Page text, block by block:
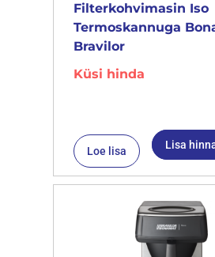
Filterkohvimasin Iso
Termoskannuga
Bravilor
Küsi hinda
Loe lisa Lisa